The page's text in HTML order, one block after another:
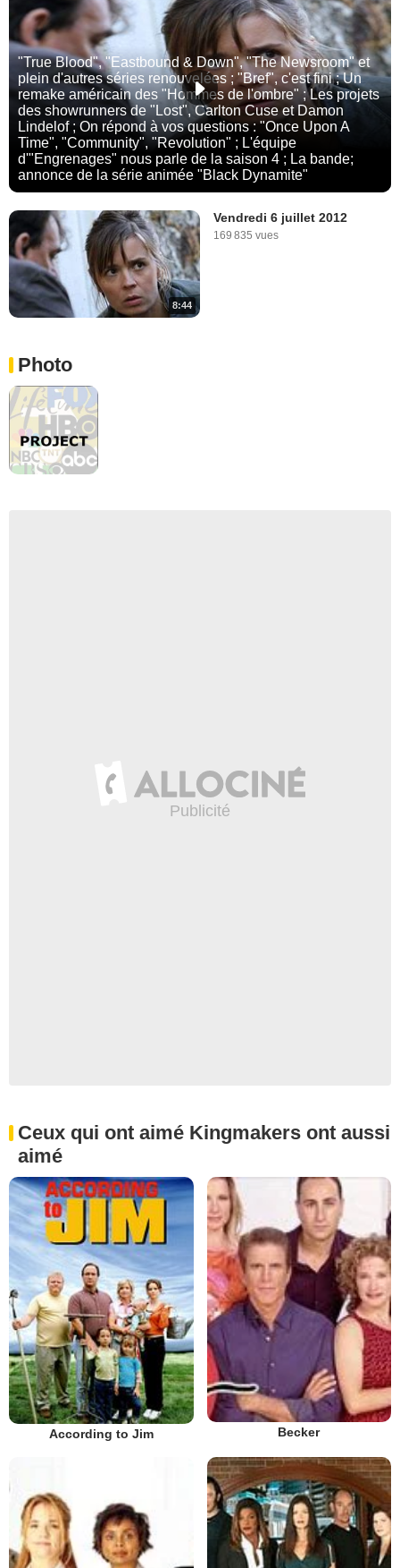
"True Blood", "Eastbound & Down", "The Newsroom" et
plein d'autres séries renouvelées ; "Bref", c'est fini ; Un
remake américain des "Hommes de l'ombre" ; Les projets
des showrunners de "Lost", Carlton Cuse et Damon
Lindelof ; On répond à vos questions : "Once Upon A
Time", "Community", "Revolution" ; L'équipe
d'"Engrenages" nous parle de la saison 4 ; La bande;
annonce de la série animée "Black Dynamite"
8:44
Vendredi 6 juillet 2012
169 835 vues
Photo
Ceux qui ont aimé Kingmakers ont aussi
aimé
According to Jim Becker